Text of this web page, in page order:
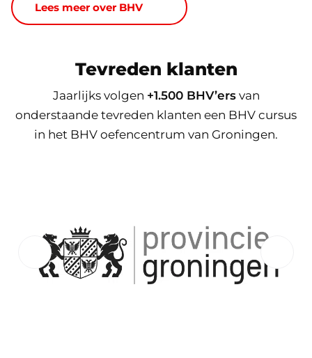
Lees meer over BHV
Tevreden klanten
Jaarlijks volgen +1.500 BHV’ersvan
onderstaande tevreden klanten een BHV cursus
in het BHV oefencentrum van Groningen.